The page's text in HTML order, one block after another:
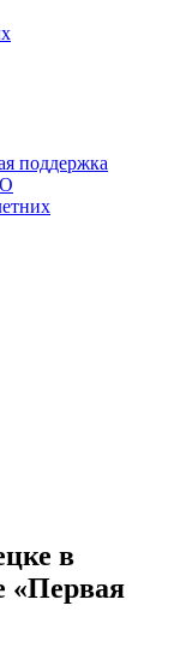
поддержка
в
«Первая